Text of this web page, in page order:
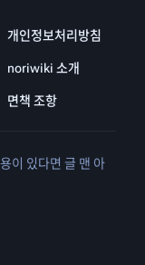
개인정보처리방침
noriwiki 소개
면책 조항
이 있다면 글 맨 아